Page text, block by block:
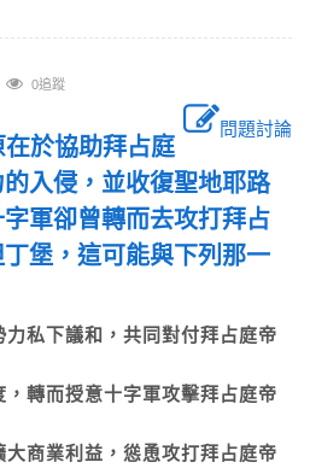
0追蹤
問題討論
於協助拜占庭
入侵，並收復聖地耶路
軍卻曾轉而去攻打拜占
堡，這可能與下列那一
私下議和，共同對付拜占庭帝
轉而授意十字軍攻擊拜占庭帝
商業利益，慫恿攻打拜占庭帝